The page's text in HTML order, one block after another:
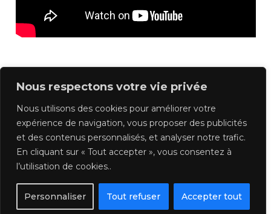
Nous respectons votre vie privée
Nous utilisons des cookies pour améliorer votre
expérience de navigation, vous proposer des publicités
et des contenus personnalisés, et analyser notre trafic.
En cliquant sur « Tout accepter », vous consentez à
l’utilisation de cookies..
Personnaliser Tout refuser Accepter tout
Previous Suivant
Retour au Cours